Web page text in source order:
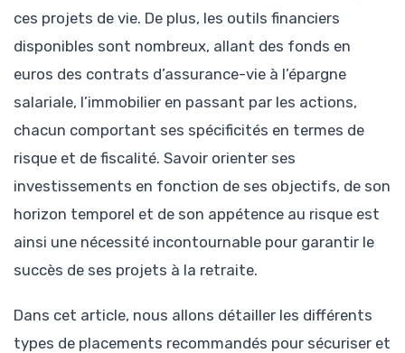
ces projets de vie. De plus, les outils financiers
disponibles sont nombreux, allant des fonds en
euros des contrats d’assurance-vie à l’épargne
salariale, l’immobilier en passant par les actions,
chacun comportant ses spécificités en termes de
risque et de fiscalité. Savoir orienter ses
investissements en fonction de ses objectifs, de son
horizon temporel et de son appétence au risque est
ainsi une nécessité incontournable pour garantir le
succès de ses projets à la retraite.
Dans cet article, nous allons détailler les différents
types de placements recommandés pour sécuriser et